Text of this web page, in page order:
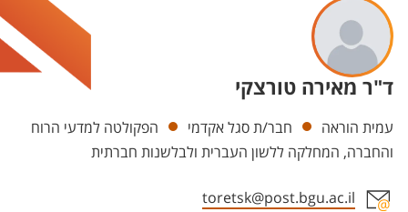
ד"ר מאירה טורצקי
יחידות
עמית הוראה חבר/ת סגל אקדמי
הפקולטה למדעי הרוח
והחברה, המחלקה ללשון העברית ולבלשנות חברתית
toretsk@post.bgu.ac.il